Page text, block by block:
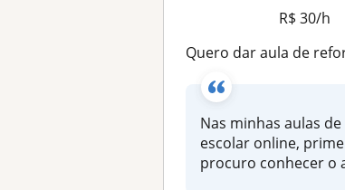
R$ 30/h
Quero dar aula de reforço ao primeiro
Nas minhas aulas
escolar online,
procuro conhecer o